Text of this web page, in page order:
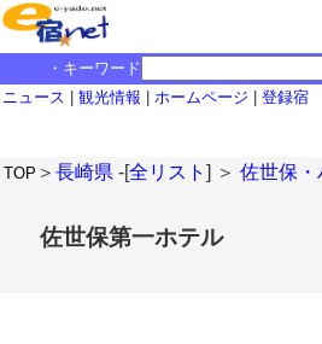
・キーワード
ニュース
観光情報 ホームページ 登録宿
TOP ＞ 長崎県 -[全リスト ] ＞ 佐世保・
佐世保第一ホテル